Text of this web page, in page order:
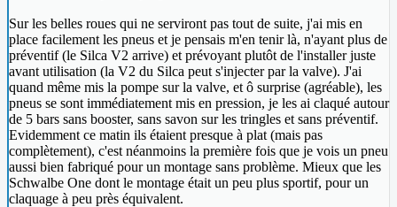
Sur les belles roues qui ne serviront pas tout de suite, j'ai mis en
place facilement les pneus et je pensais m'en tenir là, n'ayant plus de
préventif (le Silca V2 arrive) et prévoyant plutôt de l'installer juste
avant utilisation (la V2 du Silca peut s'injecter par la valve). J'ai
quand même mis la pompe sur la valve, et ô surprise (agréable), les
pneus se sont immédiatement mis en pression, je les ai claqué autour
de 5 bars sans booster, sans savon sur les tringles et sans préventif.
Evidemment ce matin ils étaient presque à plat (mais pas
complètement), c'est néanmoins la première fois que je vois un pneu
aussi bien fabriqué pour un montage sans problème. Mieux que les
Schwalbe One dont le montage était un peu plus sportif, pour un
claquage à peu près équivalent.